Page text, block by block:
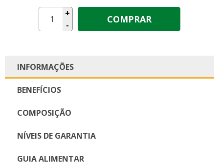
+
-
COMPRAR
INFORMAÇÕES
BENEFÍCIOS
COMPOSIÇÃO
NÍVEIS DE GARANTIA
GUIA ALIMENTAR